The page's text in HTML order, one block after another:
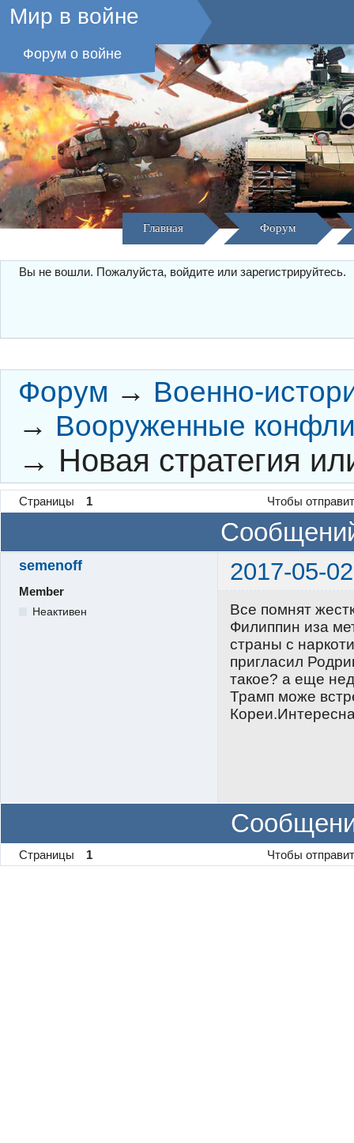
Мир в войне
Форум о войне
Главная Форум
Вы не вошли. Пожалуйста, войдите или зарегистрируйтесь.
Форум → Военно-
→ Вооруженные
→ Новая стратегия
Страницы 1 Чтобы
semenoff 2017-05-
Member
Неактивен
Все помнят
Филиппин иза
страны с
пригласил
такое? а еще
Трамп може
Страницы 1 Чтобы